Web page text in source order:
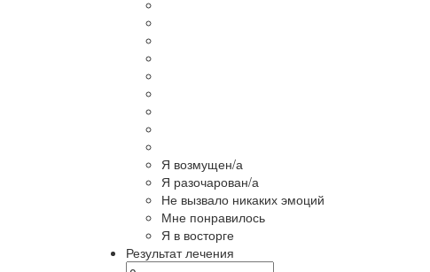
Я возмущен/а
Я разочарован/а
Не вызвало никаких эмоций
Мне понравилось
Я в восторге
Результат лечения